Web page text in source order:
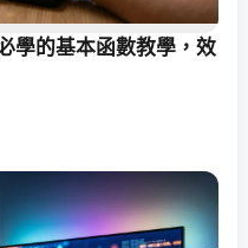
學的基本函數教學，效